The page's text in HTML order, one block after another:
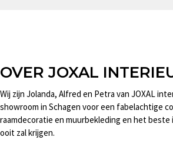
OVER JOXAL
Wij zijn Jolanda, Alfred en Petra van JOXAL
showroom in Schagen voor een fabelachtige
raamdecoratie en muurbekleding en het
ooit zal krijgen.